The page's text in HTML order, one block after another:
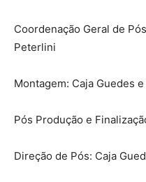
Coordenação Geral de
Peterlini
Montagem: Caja Guedes
Pós Produção e
Direção de Pós: Caja